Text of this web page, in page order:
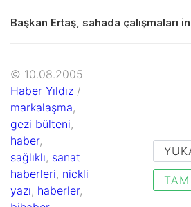
Başkan Ertaş, sahada çalışmaları
© 10.08.2005
Haber Yıldız /
markalaşma,
gezi bülteni,
haber,
sağlıklı, sanat
haberleri, nickli
yazı, haberler,